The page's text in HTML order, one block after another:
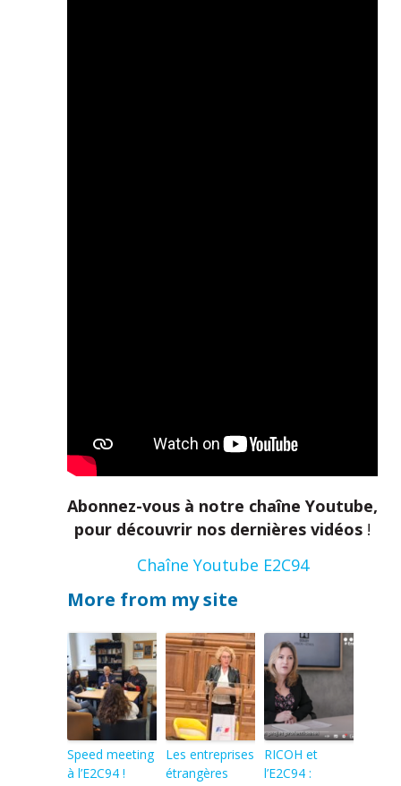
Abonnez-vous à notre chaîne Youtube,
pour découvrir nos dernières vidéos !
Chaîne Youtube E2C94
More from my site
Speed meeting
à l’E2C94 !
Les entreprises
étrangères
RICOH et
l’E2C94 :